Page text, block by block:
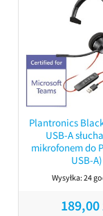
Plantronics
USB-A
mikrofonem do
USB-A)
Wysyłka:24
189,00